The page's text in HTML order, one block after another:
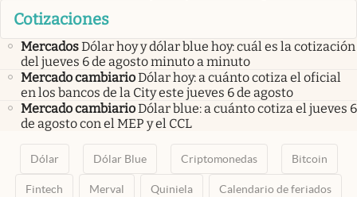
Cotizaciones
MercadosDólar hoy y dólar blue hoy: cuál es la cotización
del jueves 6 de agosto minuto a minuto
Mercado cambiarioDólar hoy: a cuánto cotiza el oficial
en los bancos de la City este jueves 6 de agosto
Mercado cambiarioDólar blue: a cuánto cotiza el jueves 6
de agosto con el MEP y el CCL
Dólar Dólar Blue Criptomonedas Bitcoin
Fintech Merval Quiniela Calendario de feriados